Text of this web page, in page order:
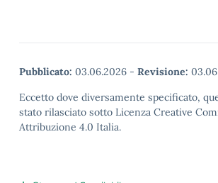
Pubblicato: 03.06.2026 - Revisione:
Eccetto dove diversamente specificato,
stato rilasciato sotto Licenza Creative
Attribuzione 4.0 Italia.